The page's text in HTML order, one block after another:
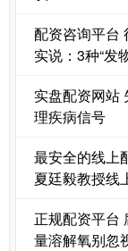
配资咨询平台
实说：3种“发
实盘配资网站
理疾病信号
最安全的线上
夏廷毅教授线
正规配资平台
量溶解氧别忽